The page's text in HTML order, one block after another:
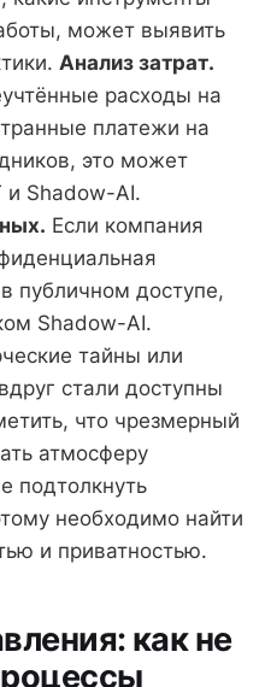
может выявить
Анализ затрат.
расходы на
платежи на
это может
и Shadow-AI.
Если компания
публичном доступе,
Shadow-AI.
тайны или
стали доступны
что чрезмерный
атмосферу
подтолкнуть
необходимо найти
и приватностью.
как не